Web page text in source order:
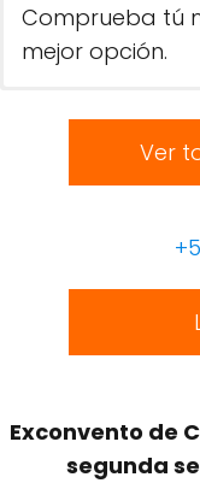
Comprueba tú
mejor opción.
Ver
Exconvento de
segunda